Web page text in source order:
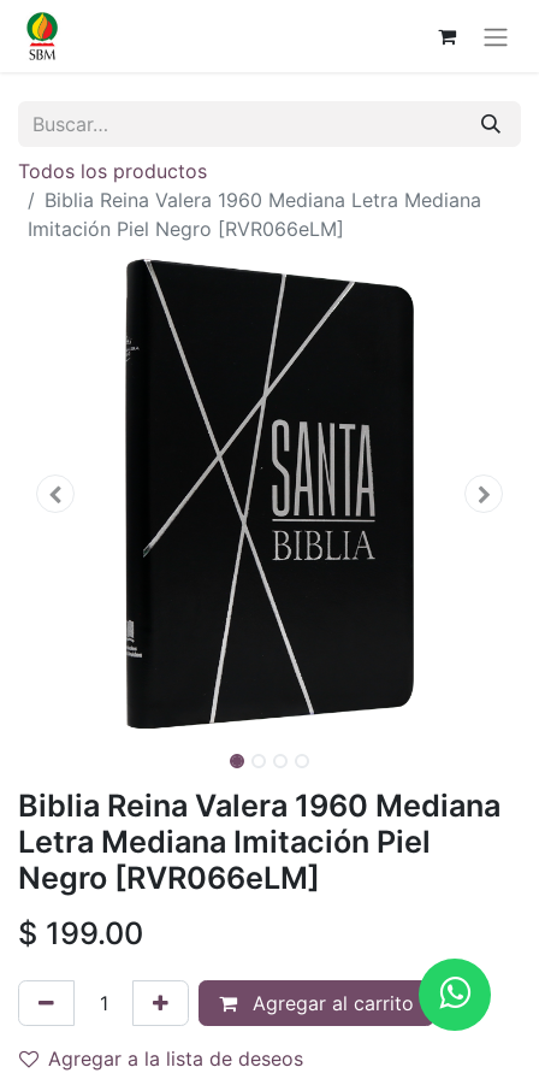
Todos los productos
Biblia Reina Valera 1960 Mediana Letra Mediana
Imitación Piel Negro [RVR066eLM]
Biblia Reina Valera 1960 Mediana
Letra Mediana Imitación Piel
Negro [RVR066eLM]
$ 199.00
Agregar al carrito
Agregar a la lista de deseos